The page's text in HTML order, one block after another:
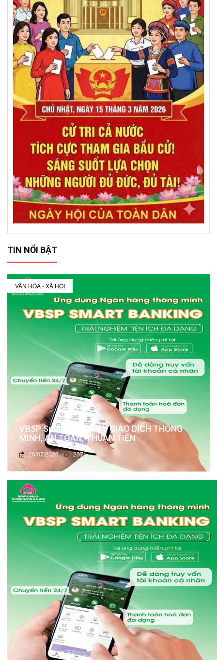
TIN NỔI BẬT
VĂN HÓA - XÃ HỘI
VBSP Smart Banking – GIAO DỊCH THÔNG
MINH, AN TOÀN, THUẬN TIỆN
28/07/2026 2071